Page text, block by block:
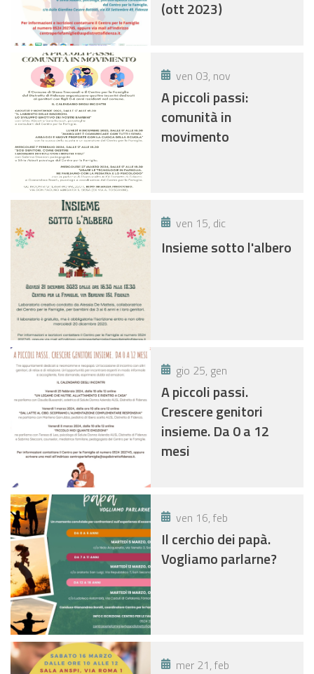
(ott 2023)
ven 03, nov
A piccoli passi:
comunità in
movimento
ven 15, dic
Insieme sotto l'albero
gio 25, gen
A piccoli passi.
Crescere genitori
insieme. Da 0 a 12
mesi
ven 16, feb
Il cerchio dei papà.
Vogliamo parlarne?
mer 21, feb